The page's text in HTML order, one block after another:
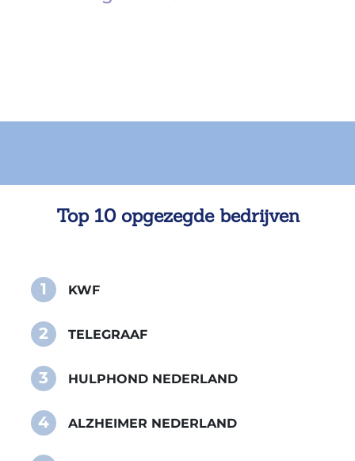
Top 10 opgezegde bedrijven
1 KWF
2 TELEGRAAF
3 HULPHOND NEDERLAND
4 ALZHEIMER NEDERLAND